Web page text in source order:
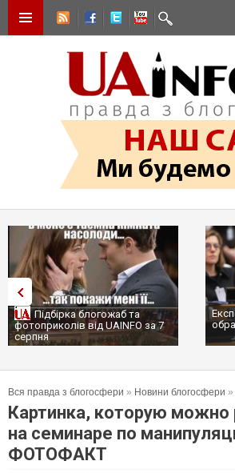
Підбірка блогожаб та
фотоприколів від UAINFO за 7
серпня
Вся правда з блогосфери » Новини блогосфери »
Картинка, которую можно
на семинаре по
ФОТОФАКТ